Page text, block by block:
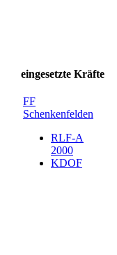
eingesetzte Kräfte
FF
Schenkenfelden
RLF-A
2000
KDOF